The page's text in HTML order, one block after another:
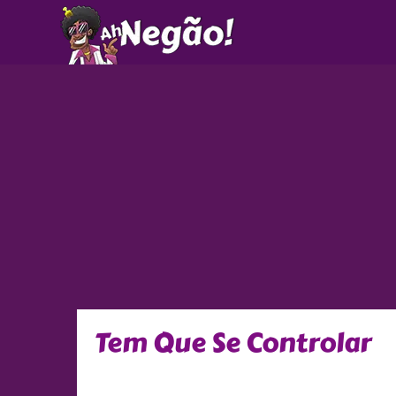
Tem Que Se Controlar